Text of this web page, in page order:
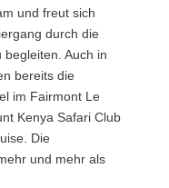
und freut sich
durch die
Auch in
bereits die
im Fairmont Le
Kenya Safari Club
Die
und mehr als